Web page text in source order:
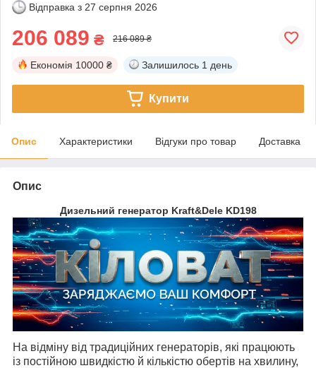
Відправка з 27 серпня 2026
206 089 ₴ 216 089 ₴
Економія 10000 ₴ Залишилось 1 день
Купити
Опис Характеристики Відгуки про товар Доставка
Опис
Дизельний генератор Kraft&Dele KD198
На відміну від традиційних генераторів, які працюють
із постійною швидкістю й кількістю обертів на хвилину,